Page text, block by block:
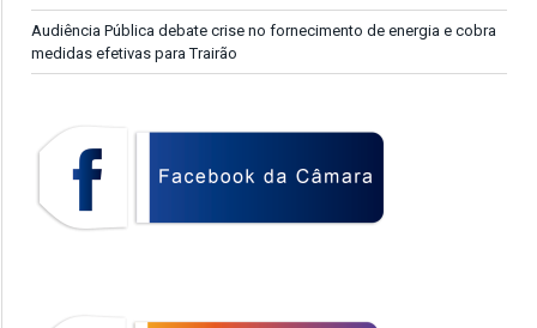
Audiência Pública debate crise no fornecimento de energia e cobra
medidas efetivas para Trairão